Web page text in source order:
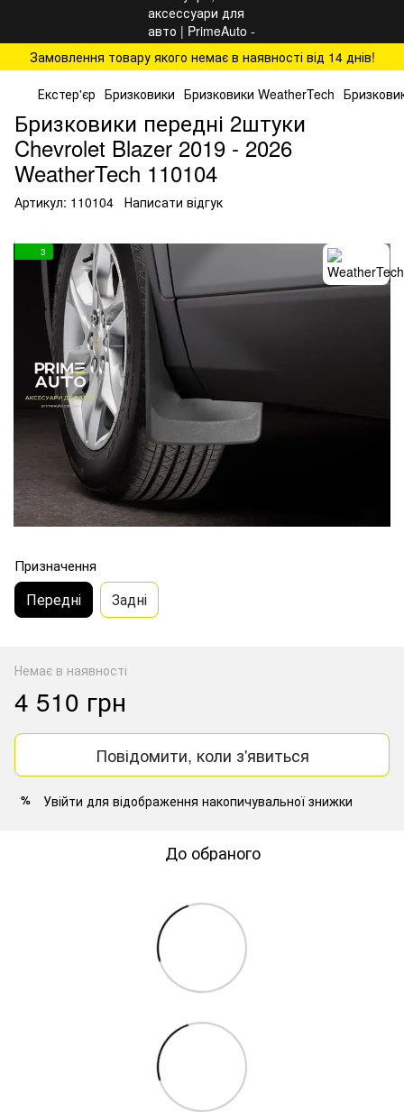
Замовлення товару якого немає в наявності від 14 днів!
Екстер'єр Бризковики Бризковики WeatherTech
Бризковики передні 2штуки
Chevrolet Blazer 2019 - 2026
WeatherTech 110104
Артикул: 110104 Написати відгук
3
Призначення
Передні Задні
Немає в наявності
4 510 грн
Повідомити, коли з'явиться
% Увійти для відображення накопичувальної знижки
До обраного